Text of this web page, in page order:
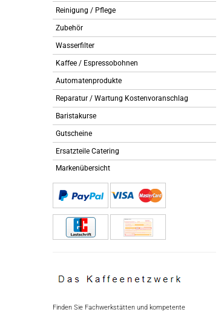
Reinigung / Pflege
Zubehör
Wasserfilter
Kaffee / Espressobohnen
Automatenprodukte
Reparatur / Wartung Kostenvoranschlag
Baristakurse
Gutscheine
Ersatzteile Catering
Markenübersicht
Finden Sie Fachwerkstätten und kompetente